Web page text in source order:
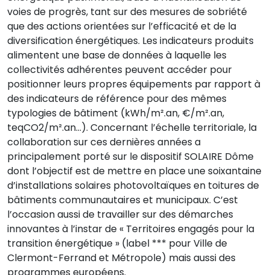
voies de progrès, tant sur des mesures de sobriété
que des actions orientées sur l’efficacité et de la
diversification énergétiques. Les indicateurs produits
alimentent une base de données à laquelle les
collectivités adhérentes peuvent accéder pour
positionner leurs propres équipements par rapport à
des indicateurs de référence pour des mêmes
typologies de bâtiment (kWh/m².an, €/m².an,
teqCO2/m².an…). Concernant l’échelle territoriale, la
collaboration sur ces dernières années a
principalement porté sur le dispositif SOLAIRE Dôme
dont l’objectif est de mettre en place une soixantaine
d’installations solaires photovoltaïques en toitures de
bâtiments communautaires et municipaux. C’est
l’occasion aussi de travailler sur des démarches
innovantes à l’instar de « Territoires engagés pour la
transition énergétique » (label *** pour Ville de
Clermont-Ferrand et Métropole) mais aussi des
programmes européens.